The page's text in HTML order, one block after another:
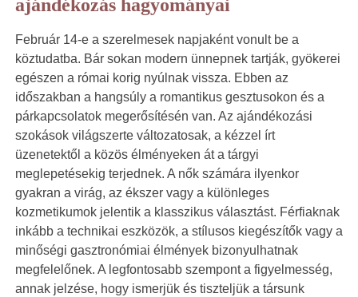
ajándékozás hagyományai
Február 14-e a szerelmesek napjaként vonult be a
köztudatba. Bár sokan modern ünnepnek tartják, gyökerei
egészen a római korig nyúlnak vissza. Ebben az
időszakban a hangsúly a romantikus gesztusokon és a
párkapcsolatok megerősítésén van. Az ajándékozási
szokások világszerte változatosak, a kézzel írt
üzenetektől a közös élményeken át a tárgyi
meglepetésekig terjednek. A nők számára ilyenkor
gyakran a virág, az ékszer vagy a különleges
kozmetikumok jelentik a klasszikus választást. Férfiaknak
inkább a technikai eszközök, a stílusos kiegészítők vagy a
minőségi gasztronómiai élmények bizonyulhatnak
megfelelőnek. A legfontosabb szempont a figyelmesség,
annak jelzése, hogy ismerjük és tiszteljük a társunk